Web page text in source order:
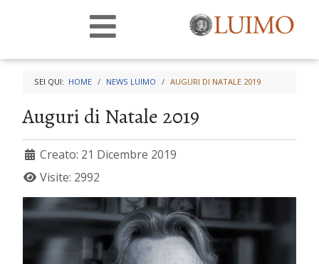
SEI QUI: HOME NEWS LUIMO AUGURI DI NATALE 2019
Auguri di Natale 2019
Creato: 21 Dicembre 2019
Visite: 2992